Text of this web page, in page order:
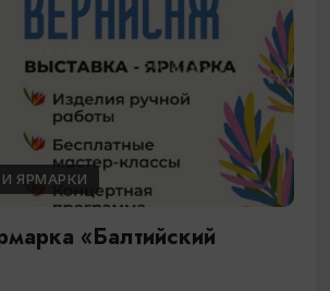
ЯРМАРКИ
«Балтийский